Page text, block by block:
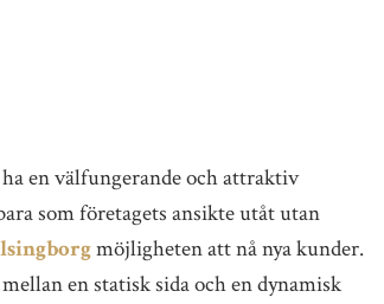
en välfungerande och attraktiv
som företagets ansikte utåt utan
möjligheten att nå nya kunder.
en statisk sida och en dynamisk